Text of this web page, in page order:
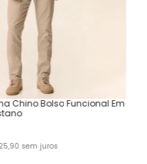
Chino Bolso Funcional Em
,90 sem juros